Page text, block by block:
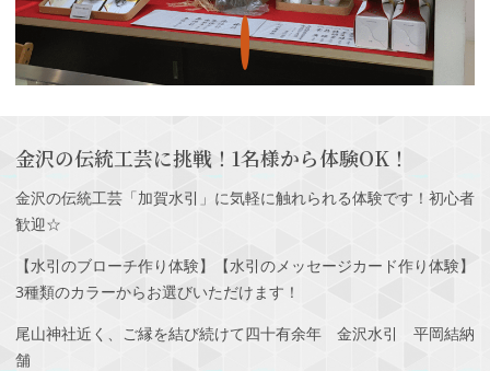
金沢の伝統工芸に挑戦！1名様から体験OK！
金沢の伝統工芸「加賀水引」に気軽に触れられる体験です！初心者
歓迎☆
【水引のブローチ作り体験】【水引のメッセージカード作り体験】
3種類のカラーからお選びいただけます！
尾山神社近く、ご縁を結び続けて四十有余年 金沢水引 平岡結納
舗